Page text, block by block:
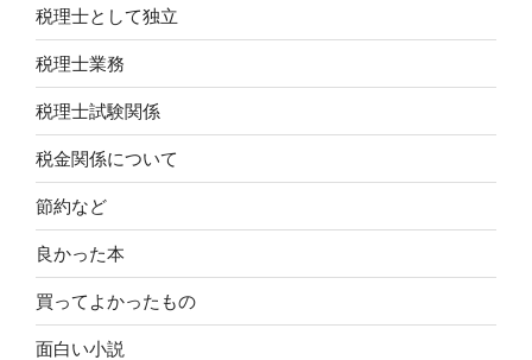
税理士として独立
税理士業務
税理士試験関係
税金関係について
節約など
良かった本
買ってよかったもの
面白い小説